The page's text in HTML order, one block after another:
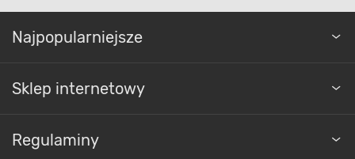
Najpopularniejsze
Sklep internetowy
Regulaminy